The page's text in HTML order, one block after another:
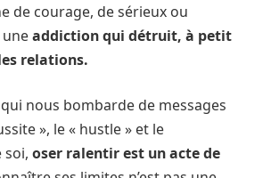
de courage, de sérieux ou
uneaddiction qui détruit, à petit
relations.
nous bombarde de messages
», le « hustle » et le
soi, oser ralentir est un acte de